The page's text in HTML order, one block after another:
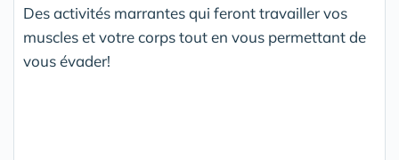
Des activités marrantes qui feront travailler vos
muscles et votre corps tout en vous permettant de
vous évader!